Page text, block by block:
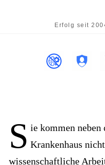
S ie kommen
Krankenhaus
wissenschaftliche